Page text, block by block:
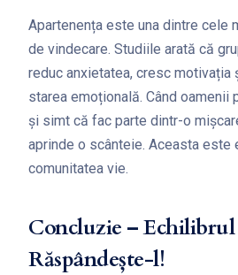
Apartenența este una dintre cele
de vindecare. Studiile arată că
reduc anxietatea, cresc motivația
starea emoțională. Când oamenii
și simt că fac parte dintr-o
aprinde o scânteie. Aceasta este
comunitatea vie.
Concluzie – Echilibrul
Răspândește-l!